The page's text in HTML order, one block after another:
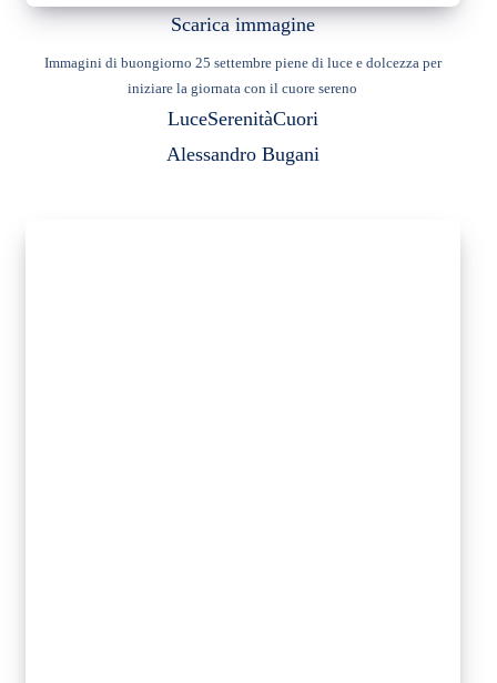
Scarica immagine
Immagini di buongiorno 25 settembre piene di luce e dolcezza per
iniziare la giornata con il cuore sereno
LuceSerenitàCuori
Alessandro Bugani